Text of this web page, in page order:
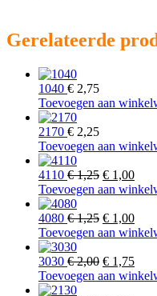
Gerelateerde
1040 € 2,75
Toevoegen aan
2170 € 2,25
Toevoegen aan
4110 €1,25
prijs
€ 1,25.
€ 1,00
prijs
€
Toevoegen aan
4080 €1,25
prijs
€ 1,25.
€ 1,00
prijs
€
Toevoegen aan
3030 €2,00
prijs
€ 1,75
prijs
Toevoegen aan